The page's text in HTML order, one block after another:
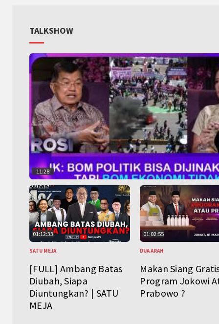
TALKSHOW
11:28
01:12:33
SATU MEJA
[FULL] Ambang Batas
Diubah, Siapa
Diuntungkan? | SATU
MEJA
01:02:55
DUA ARAH
Makan Siang
Program Jokowi
Prabowo ?